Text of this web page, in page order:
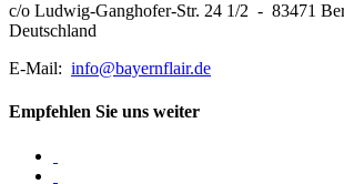
c/o Ludwig-Ganghofer-Str. 24 1/2 - 83471
Deutschland
E-Mail: info@bayernflair.de
Empfehlen Sie uns weiter